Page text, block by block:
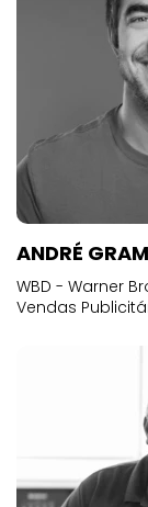
ANDRÉ
WBD - Warner
Vendas